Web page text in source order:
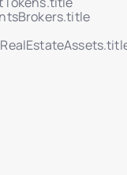
(Benutzer,
mit
/ Gelöst
Dialog